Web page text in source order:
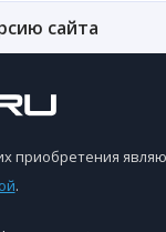
сайта
приобретения
.